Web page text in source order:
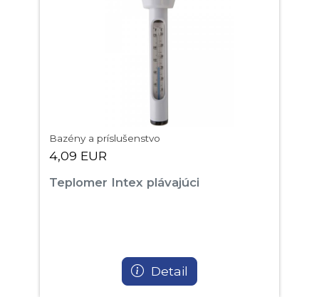
Bazény a príslušenstvo
4,09 EUR
Teplomer Intex plávajúci
Detail